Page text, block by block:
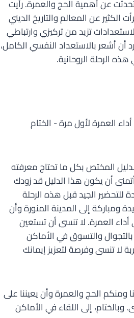
عن أهمية الحج والعمرة. رأيت
عن المعالم والتاريخ الديني
تزيد من تركيزي وارتباطي
أن أشعر بالاستعداد النفسي الكامل،
الرحلة الروحانية.
المختص بكل ما تحتاج معرفته
أن يكون هذا الدليل قد زودك
للتحضير الجيد قبل هذه الرحلة
ومباركة إلى المدينة المنورة وأن
العمرة. لا تنسى أن تستعين
والتسوق في الأماكن
لا تنسى وفرصة لتعزيز إيمانك
ومنكم الحج والعمرة وأن يعيننا على
وبالختام، إلى اللقاء في الأماكن